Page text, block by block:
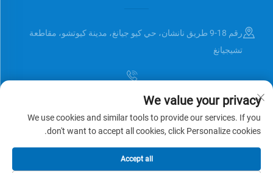
رقم 18-9 طريق نانشان، حي كيو جيانغ، مدينة كيوتشو، مقاطعة
تشيجيانغ
[email protected]
حقوق النشر © Zhejiang Universal Trading Co.,Ltd. جميع الحقوق محفوظة
سياسة الخصوصية
We value your privacy
We use cookies and similar tools to provide our services. If you
don't want to accept all cookies, click Personalize cookies.
Accept all